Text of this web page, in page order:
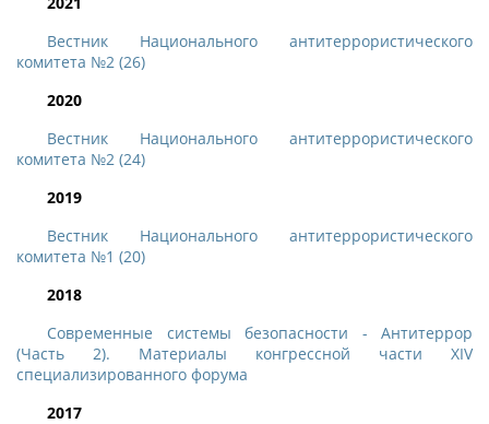
Вестник Национального антитеррористического
комитета №2 (26)
2020
Вестник Национального антитеррористического
комитета №2 (24)
2019
Вестник Национального антитеррористического
комитета №1 (20)
2018
Современные системы безопасности - Антитеррор
(Часть 2). Материалы конгрессной части ХIV
специализированного форума
2017